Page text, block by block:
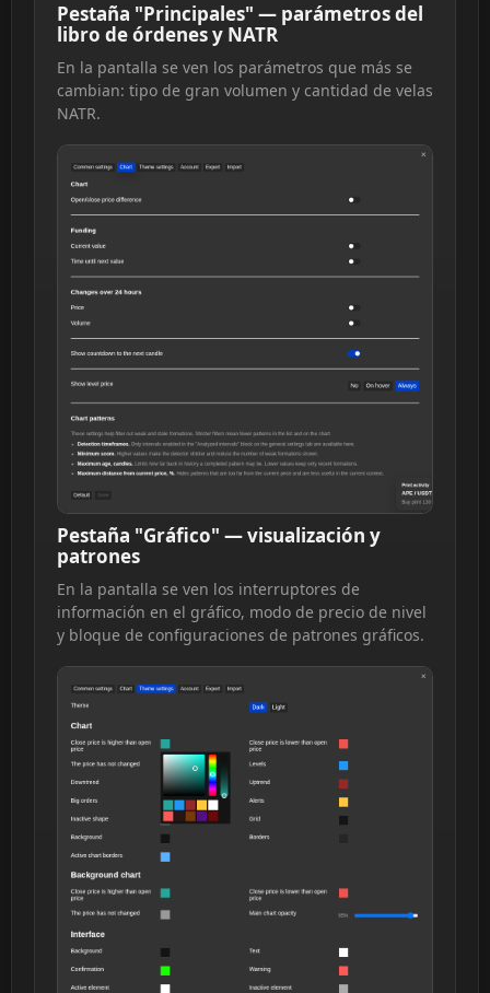
Pestaña "Principales" — parámetros del
libro de órdenes y NATR
En la pantalla se ven los parámetros que más se
cambian: tipo de gran volumen y cantidad de velas
NATR.
Pestaña "Gráfico" — visualización y
patrones
En la pantalla se ven los interruptores de
información en el gráfico, modo de precio de nivel
y bloque de configuraciones de patrones gráficos.